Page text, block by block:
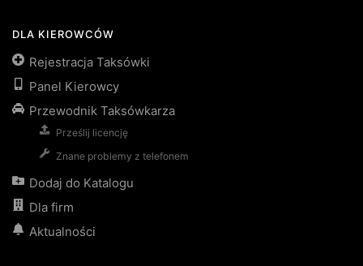
DLA KIEROWCÓW
Rejestracja Taksówki
Panel Kierowcy
Przewodnik Taksówkarza
Prześlij licencję
Znane problemy z telefonem
Dodaj do Katalogu
Dla firm
Aktualności